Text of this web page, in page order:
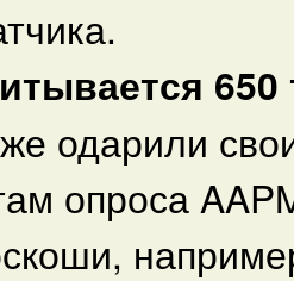
одарили
опроса